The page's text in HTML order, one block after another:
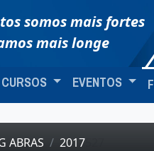
somos mais fortes
mais longe
CURSOS EVENTOS
ABRAS 2017